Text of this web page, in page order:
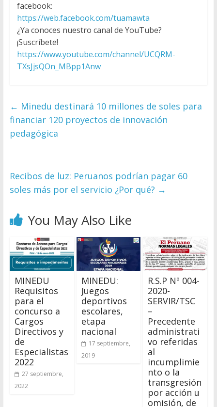
facebook:
https://web.facebook.com/tuamawta
¿Ya conoces nuestro canal de YouTube?
¡Suscríbete!
https://www.youtube.com/channel/UCQRM-
TXsJjsQOn_MBpp1Anw
← Minedu destinará 10 millones de soles para
financiar 120 proyectos de innovación
pedagógica
Recibos de luz: Peruanos podrían pagar 60
soles más por el servicio ¿Por qué? →
You May Also Like
MINEDU
Requisitos
para el
concurso a
Cargos
Directivos y
de
Especialistas
2022
27 septiembre,
2022
MINEDU:
Juegos
deportivos
escolares,
etapa
nacional
17 septiembre,
2019
R.S.P Nº 004-
2020-
SERVIR/TSC
–
Precedente
administrati
vo referidas
al
incumplimie
nto o la
transgresión
por acción u
omisión, de